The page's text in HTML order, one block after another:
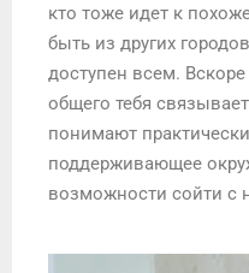
кто тоже идет к
быть из других
доступен всем.
общего тебя
понимают
поддерживающее
возможности сойти с